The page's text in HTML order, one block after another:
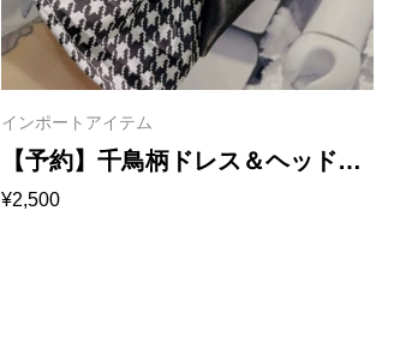
インポートアイテム
【予約】千鳥柄ドレス＆ヘッドド
レス 1008
¥2,500